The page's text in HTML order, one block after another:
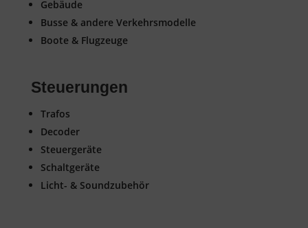
Gebäude
Busse & andere Verkehrsmodelle
Boote & Flugzeuge
Steuerungen
Trafos
Decoder
Steuergeräte
Schaltgeräte
Licht- & Soundzubehör